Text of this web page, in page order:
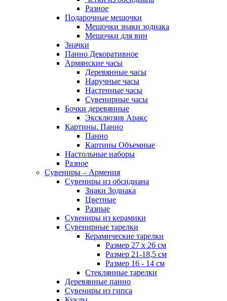
Разное
Подарочные мешочки
Мешочки знаки зодиака
Мешочки для вин
Значки
Панно Декоративное
Армянские часы
Деревянные часы
Наручные часы
Настенные часы
Сувенирные часы
Бочки деревянные
Эксклюзив Аракс
Картины. Панно
Панно
Картины Объемные
Настольные наборы
Разное
Сувениры – Армения
Сувениры из обсидиана
Знаки Зодиака
Цветные
Разные
Сувениры из керамики
Сувенирные тарелки
Керамические тарелки
Размер 27 х 26 см
Размер 21-18,5 см
Размер 16 - 14 см
Стеклянные тарелки
Деревянные панно
Сувениры из гипса